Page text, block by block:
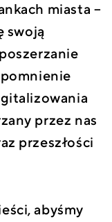
miasta –
swoją
przez nas
przeszłości
abyśmy